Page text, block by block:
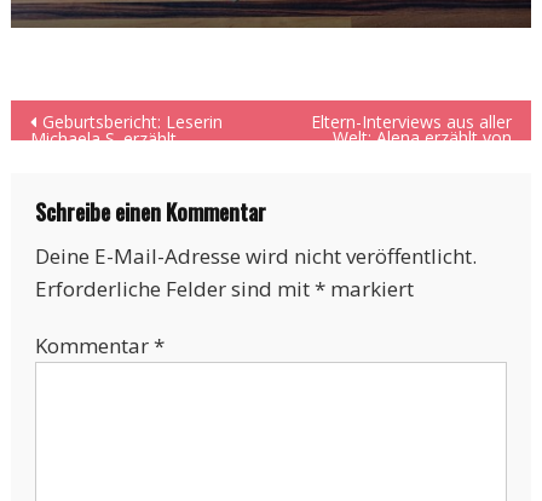
Beitragsnavigation
Geburtsbericht: Leserin
Michaela S. erzählt
Eltern-Interviews aus aller
Welt: Alena erzählt von
Schreibe einen Kommentar
Deine E-Mail-Adresse wird nicht veröffentlicht.
Erforderliche Felder sind mit*markiert
Kommentar*